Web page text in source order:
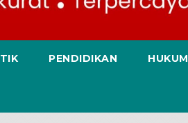
PENDIDIKAN HUKUM